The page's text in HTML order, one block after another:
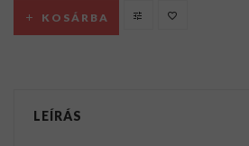
KOSÁRBA
LEÍRÁS